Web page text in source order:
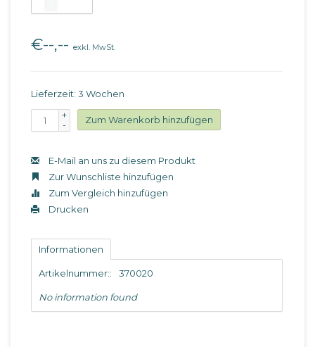
€--,-- exkl. MwSt.
Lieferzeit: 3 Wochen
+
-
Zum Warenkorb hinzufügen
E-Mail an uns zu diesem Produkt
Zur Wunschliste hinzufügen
Zum Vergleich hinzufügen
Drucken
Informationen
Artikelnummer:: 370020
No information found